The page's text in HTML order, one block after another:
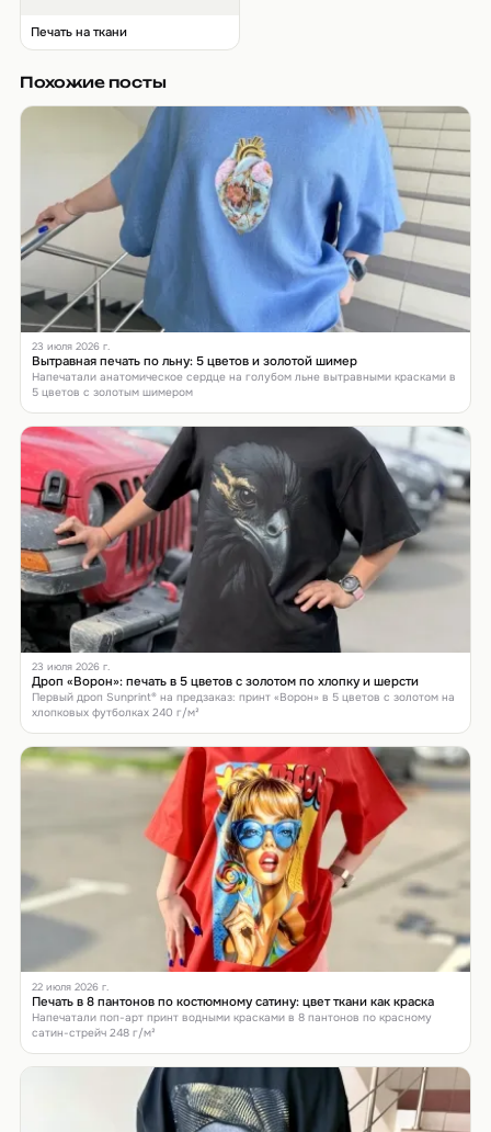
Печать на ткани
Похожие посты
23 июля 2026 г.
Вытравная печать по льну: 5 цветов и золотой шимер
Напечатали анатомическое сердце на голубом льне вытравными красками в
5 цветов с золотым шимером
23 июля 2026 г.
Дроп «Ворон»: печать в 5 цветов с золотом по хлопку и шерсти
Первый дроп Sunprint® на предзаказ: принт «Ворон» в 5 цветов с золотом на
хлопковых футболках 240 г/м²
22 июля 2026 г.
Печать в 8 пантонов по костюмному сатину: цвет ткани как краска
Напечатали поп-арт принт водными красками в 8 пантонов по красному
сатин-стрейч 248 г/м²